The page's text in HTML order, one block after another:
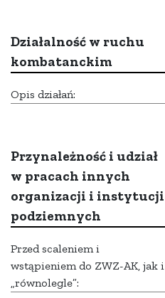
Działalność w ruchu
kombatanckim
Opis działań:
Przynależność i udział
w pracach innych
organizacji i instytucji
podziemnych
Przed scaleniem i
wstąpieniem do ZWZ-AK, jak i
„równolegle”: